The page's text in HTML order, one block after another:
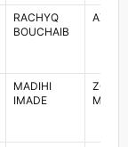
RACHYQ
BOUCHAIB
AZIZ
MADIHI
IMADE